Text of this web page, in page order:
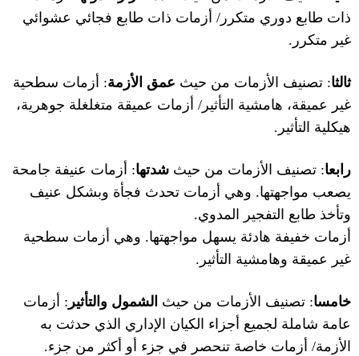
ذات طابع دوري متكرر / أزمات ذات طابع فجائي عشوائي
غير متكرر .
ثالثا: تصنيف الأزمات من حيث عمق الأزمة: أزمات سطحية
غير عميقة، هامشية التأثير / أزمات عميقة متغلغلة جوهرية،
هيكلية التأثير .
رابعا: تصنيف الأزمات من حيث شدتها: أزمات عنيفة جامحة
يصعب مواجهتها. وهي أزمات تحدث فجأة وبشكل عنيف
وتأخذ طابع التفجير المدوي.
أزمات خفيفة هادئة يسهل مواجهتها. وهي أزمات سطحية
غير عميقة وهامشية التأثير .
خامسا: تصنيف الأزمات من حيث الشمول والتأثير : أزمات
عامة شاملة لجميع أجزاء الكيان الإداري الذي حدثت به
الأزمة/ أزمات خاصة تنحصر في جزء أو أكثر من جزء.